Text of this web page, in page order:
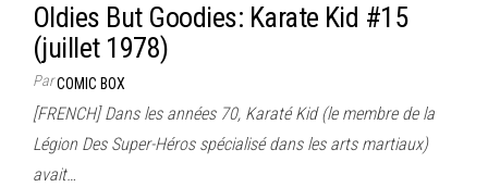
Oldies But Goodies: Karate Kid #15
(juillet 1978)
ParCOMIC BOX
[FRENCH] Dans les années 70, Karaté Kid (le membre de la
Légion Des Super-Héros spécialisé dans les arts martiaux)
avait…